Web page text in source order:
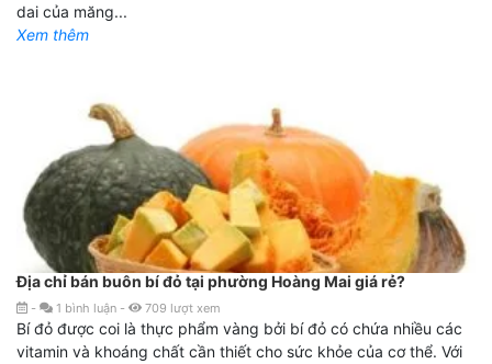
dai của măng...
Xem thêm
Địa chỉ bán buôn bí đỏ tại phường Hoàng Mai giá rẻ?
- 1 bình luận - 709 lượt xem
Bí đỏ được coi là thực phẩm vàng bởi bí đỏ có chứa nhiều các
vitamin và khoáng chất cần thiết cho sức khỏe của cơ thể. Với